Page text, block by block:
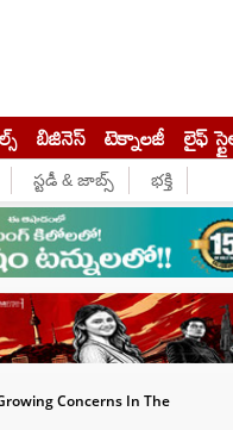
బిజినెస్‌ టెక్నాలజీ లైఫ్
స్టడీ & జాబ్స్ భక్తి
Concerns In The